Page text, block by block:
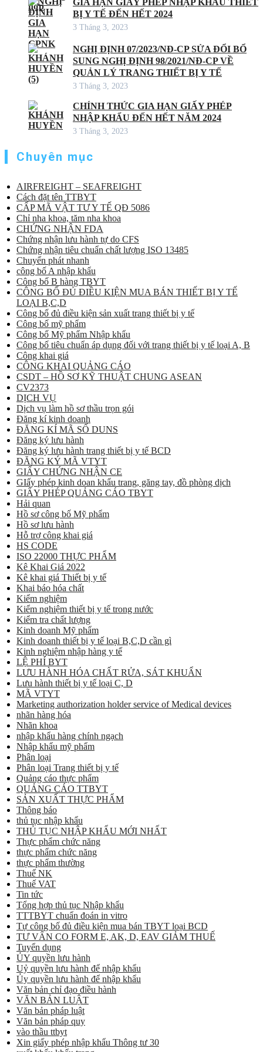
BỊ Y TẾ ĐẾN HẾT 2024
3 Tháng 3, 2023
NGHỊ ĐỊNH 07/2023/NĐ-CP SỬA ĐỔI BỔ
SUNG NGHỊ ĐỊNH 98/2021/NĐ-CP VỀ
QUẢN LÝ TRANG THIẾT BỊ Y TẾ
3 Tháng 3, 2023
CHÍNH THỨC GIA HẠN GIẤY PHÉP
NHẬP KHẨU ĐẾN HẾT NĂM 2024
3 Tháng 3, 2023
Chuyên mục
AIRFREIGHT – SEAFREIGHT
Cách đặt tên TTBYT
CẤP MÃ VẬT TƯ Y TẾ QĐ 5086
Chỉ nha khoa, tăm nha khoa
CHỨNG NHẬN FDA
Chứng nhận lưu hành tự do CFS
Chứng nhận tiêu chuẩn chất lượng ISO 13485
Chuyển phát nhanh
công bố A nhập khẩu
Công bố B hàng TBYT
CÔNG BỐ ĐỦ ĐIỀU KIỆN MUA BÁN THIẾT BỊ Y TẾ
LOẠI B,C,D
Công bố đủ điều kiện sản xuất trang thiết bị y tế
Công bố mỹ phẩm
Công bố Mỹ phẩm Nhập khẩu
Công bố tiêu chuẩn áp dụng đối với trang thiết bị y tế loại A, B
Công khai giá
CÔNG KHAI QUẢNG CÁO
CSDT – HỒ SƠ KỸ THUẬT CHUNG ASEAN
CV2373
DỊCH VỤ
Dịch vụ làm hồ sơ thầu trọn gói
Đăng kí kinh doanh
ĐĂNG KÍ MÃ SỐ DUNS
Đăng ký lưu hành
Đăng ký lưu hành trang thiết bị y tế BCD
ĐĂNG KÝ MÃ VTYT
GIẤY CHỨNG NHẬN CE
GIấy phép kinh doan khẩu trang, găng tay, đồ phòng dịch
GIẤY PHÉP QUẢNG CÁO TBYT
Hải quan
Hồ sơ công bố Mỹ phẩm
Hồ sơ lưu hành
Hỗ trợ công khai giá
HS CODE
ISO 22000 THỰC PHẨM
Kê Khai Giá 2022
Kê khai giá Thiết bị y tế
Khai báo hóa chất
Kiểm nghiệm
Kiểm nghiệm thiết bị y tế trong nước
Kiểm tra chất lượng
Kinh doanh Mỹ phẩm
Kinh doanh thiết bị y tế loại B,C,D cần gì
Kinh nghiệm nhập hàng y tế
LỆ PHÍ BYT
LƯU HÀNH HÓA CHẤT RỬA, SÁT KHUẨN
Lưu hành thiết bị y tế loại C, D
MÃ VTYT
Marketing authorization holder service of Medical devices
nhãn hàng hóa
Nhãn khoa
nhập khẩu hàng chính ngạch
Nhập khẩu mỹ phẩm
Phân loại
Phân loại Trang thiết bị y tế
Quảng cáo thực phẩm
QUẢNG CÁO TTBYT
SẢN XUẤT THỰC PHẨM
Thông báo
thủ tục nhập khẩu
THỦ TỤC NHẬP KHẨU MỚI NHẤT
Thực phẩm chức năng
thực phẩm chức năng
thực phẩm thường
Thuế NK
Thuế VAT
Tin tức
Tổng hợp thủ tục Nhập khẩu
TTTBYT chuẩn đoán in vitro
Tự công bố đủ điều kiện mua bán TBYT loại BCD
TƯ VẤN CO FORM E, AK, D, EAV GIẢM THUẾ
Tuyển dụng
ỦY quyền lưu hành
Uỷ quyền lưu hành để nhập khẩu
Ủy quyền lưu hành để nhập khẩu
Văn bản chỉ đạo điều hành
VĂN BẢN LUẬT
Văn bản pháp luật
Văn bản pháp quy
vào thầu ttbyt
Xin giấy phép nhập khẩu Thông tư 30